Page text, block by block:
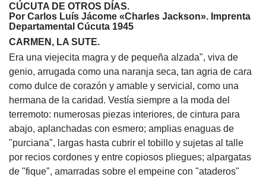
CÚCUTA DE OTROS DÍAS.
Por Carlos Luís Jácome «Charles Jackson». Imprenta
Departamental Cúcuta 1945
CARMEN, LA SUTE.
Era una viejecita magra y de pequeña alzada", viva de
genio, arrugada como una naranja seca, tan agria de cara
como dulce de corazón y amable y servicial, como una
hermana de la caridad. Vestía siempre a la moda del
terremoto: numerosas piezas interiores, de cintura para
abajo, aplanchadas con esmero; amplias enaguas de
"purciana", largas hasta cubrir el tobillo y sujetas al talle
por recios cordones y entre copiosos pliegues; alpargatas
de "fique", amarradas sobre el empeine con "ataderos"